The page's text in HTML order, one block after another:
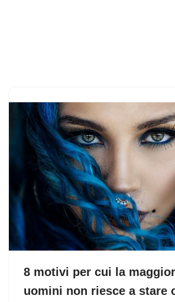
8 motivi per cui la
uomini non riesce a stare